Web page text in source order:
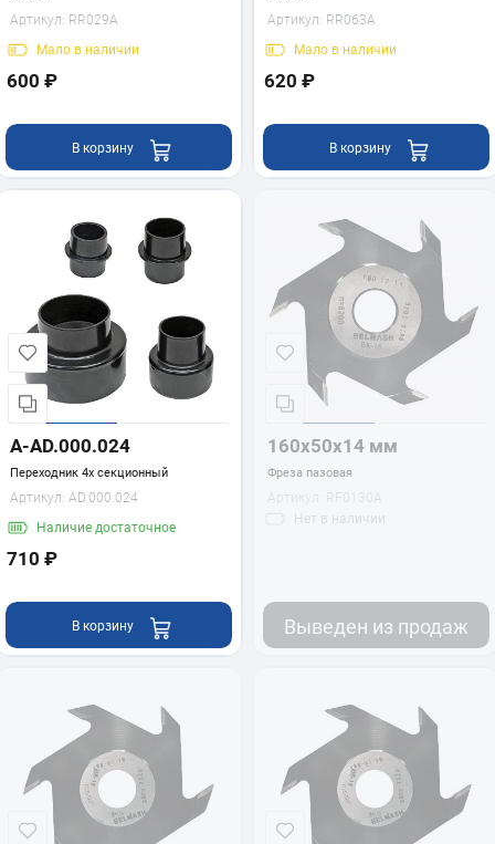
Артикул: RR029A
Мало в наличии
600 ₽
В корзину
Артикул: RR063A
Мало в наличии
620 ₽
В корзину
A-AD.000.024
Переходник 4х секционный
Артикул: AD.000.024
Наличие достаточное
710 ₽
В корзину
160х50х14 мм
Фреза пазовая
Артикул:
RF0130A
Нет в наличии
Выведен из продаж